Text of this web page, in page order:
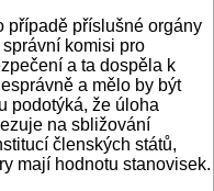
případě příslušné orgány
komisi pro
a ta dospěla k
a mělo by být
podotýká, že úloha
na sbližování
členských států,
mají hodnotu stanovisek.